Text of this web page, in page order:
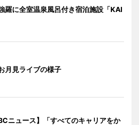
羅に全室温泉風呂付き宿泊施設「KAI
月見ライブの様子
ニュース】「すべてのキャリアをか